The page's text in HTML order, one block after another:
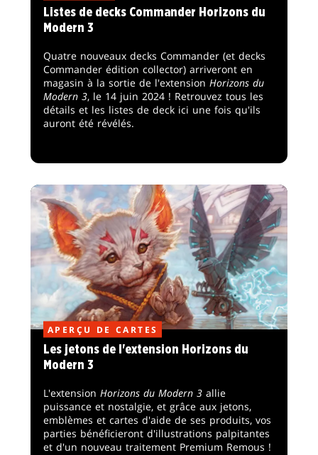
Listes de decks Commander Horizons du
Modern 3
Quatre nouveaux decks Commander (et decks
Commander édition collector) arriveront en
magasin à la sortie de l'extension Horizons du
Modern 3, le 14 juin 2024 ! Retrouvez tous les
détails et les listes de deck ici une fois qu'ils
auront été révélés.
APERÇU DE CARTES
Les jetons de l'extension Horizons du
Modern 3
L'extension Horizons du Modern 3 allie
puissance et nostalgie, et grâce aux jetons,
emblèmes et cartes d'aide de ses produits, vos
parties bénéficieront d'illustrations palpitantes
et d'un nouveau traitement Premium Remous !